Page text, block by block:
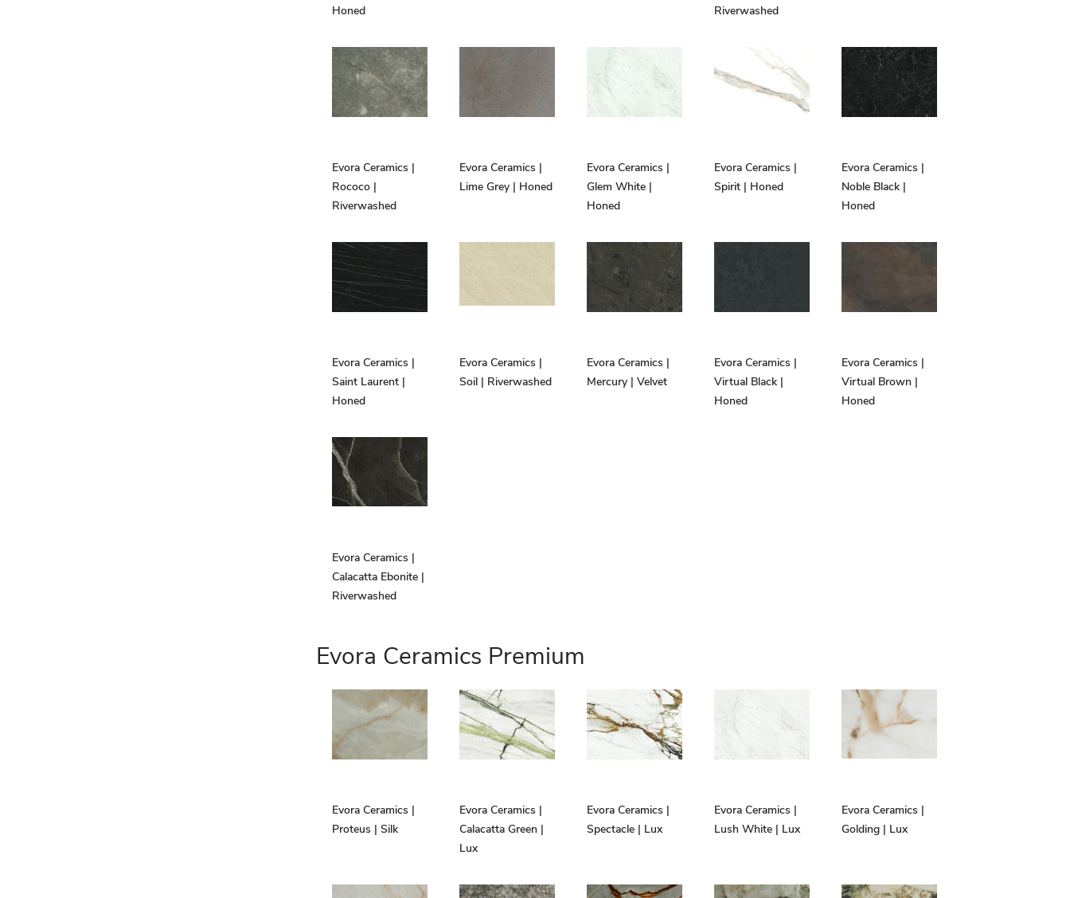
Honed
Riverwashed
Evora Ceramics |
Rococo |
Riverwashed
Evora Ceramics |
Lime Grey | Honed
Evora Ceramics |
Glem White |
Honed
Evora Ceramics |
Spirit | Honed
Evora Ceramics |
Noble Black |
Honed
Evora Ceramics |
Saint Laurent |
Honed
Evora Ceramics |
Soil | Riverwashed
Evora Ceramics |
Mercury | Velvet
Evora Ceramics |
Virtual Black |
Honed
Evora Ceramics |
Virtual Brown |
Honed
Evora Ceramics |
Calacatta Ebonite |
Riverwashed
Evora Ceramics Premium
Evora Ceramics |
Proteus | Silk
Evora Ceramics |
Calacatta Green |
Lux
Evora Ceramics |
Spectacle | Lux
Evora Ceramics |
Lush White | Lux
Evora Ceramics |
Golding | Lux